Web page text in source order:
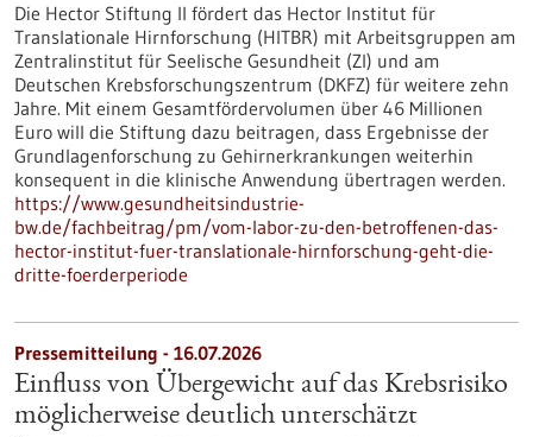
Die Hector Stiftung II fördert das Hector Institut für
Translationale Hirnforschung (HITBR) mit Arbeitsgruppen am
Zentralinstitut für Seelische Gesundheit (ZI) und am
Deutschen Krebsforschungszentrum (DKFZ) für weitere zehn
Jahre. Mit einem Gesamtfördervolumen über 46 Millionen
Euro will die Stiftung dazu beitragen, dass Ergebnisse der
Grundlagenforschung zu Gehirnerkrankungen weiterhin
konsequent in die klinische Anwendung übertragen werden.
https://www.gesundheitsindustrie-
bw.de/fachbeitrag/pm/vom-labor-zu-den-betroffenen-das-
hector-institut-fuer-translationale-hirnforschung-geht-die-
dritte-foerderperiode
Pressemitteilung - 16.07.2026
Einfluss von Übergewicht auf das Krebsrisiko
möglicherweise deutlich unterschätzt